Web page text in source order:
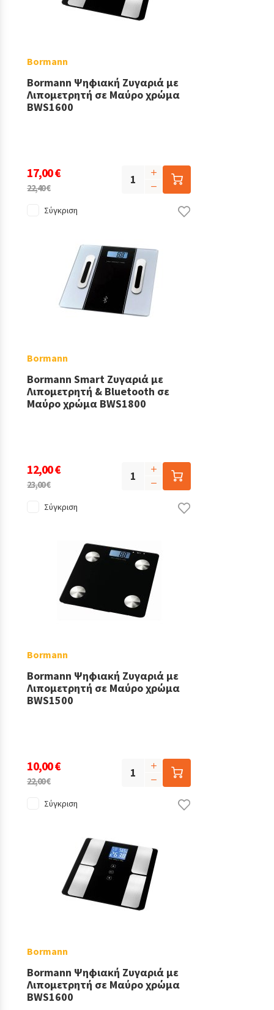
Bormann
Bormann Ψηφιακή Ζυγαριά με
Λιπομετρητή σε Μαύρο χρώμα
BWS1600
17,00 €
22,40 €
Σύγκριση
Bormann
Bormann Smart Ζυγαριά με
Λιπομετρητή & Bluetooth σε
Μαύρο χρώμα BWS1800
12,00 €
23,00 €
Σύγκριση
Bormann
Bormann Ψηφιακή Ζυγαριά με
Λιπομετρητή σε Μαύρο χρώμα
BWS1500
10,00 €
22,00 €
Σύγκριση
Bormann
Bormann Ψηφιακή Ζυγαριά με
Λιπομετρητή σε Μαύρο χρώμα
BWS1600